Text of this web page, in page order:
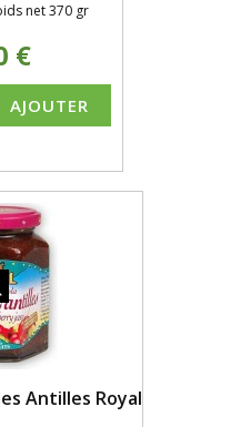
net 370 gr
€
AJOUTER
Antilles Royal